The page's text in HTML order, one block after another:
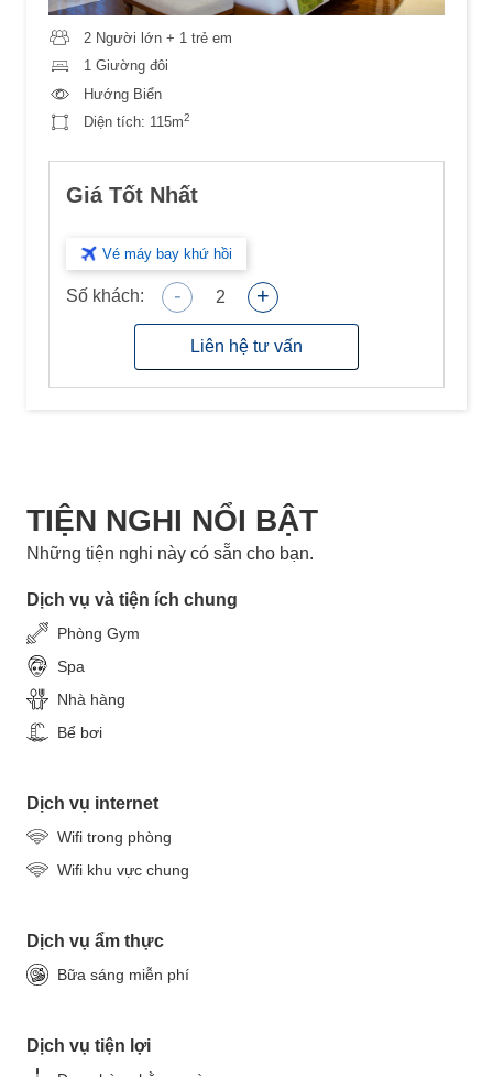
2 Người lớn + 1 trẻ em
1 Giường đôi
Hướng Biển
Diện tích: 115m2
Giá Tốt Nhất
Vé máy bay khứ hồi
Số khách: - 2 +
Liên hệ tư vấn
TIỆN NGHI NỔI BẬT
Những tiện nghi này có sẵn cho bạn.
Dịch vụ và tiện ích chung
Phòng Gym
Spa
Nhà hàng
Bể bơi
Dịch vụ internet
Wifi trong phòng
Wifi khu vực chung
Dịch vụ ẩm thực
Bữa sáng miễn phí
Dịch vụ tiện lợi